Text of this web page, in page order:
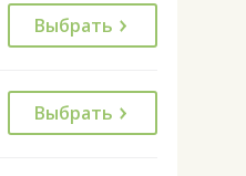
Выбрать
Выбрать